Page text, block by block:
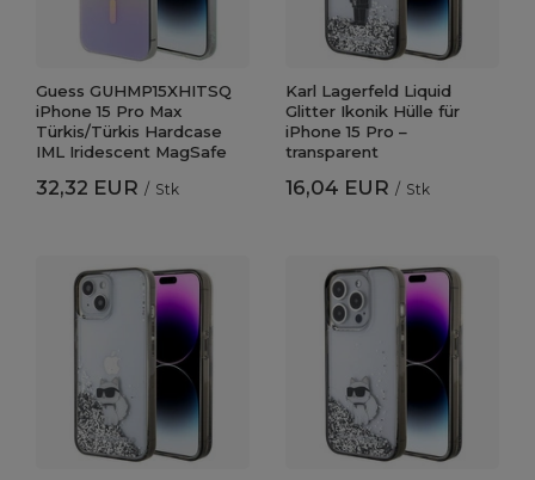
Guess GUHMP15XHITSQ
iPhone 15 Pro Max
Türkis/Türkis Hardcase
IML Iridescent MagSafe
32,32 EUR / Stk
Karl Lagerfeld Liquid
Glitter Ikonik Hülle für
iPhone 15 Pro –
transparent
16,04 EUR / Stk